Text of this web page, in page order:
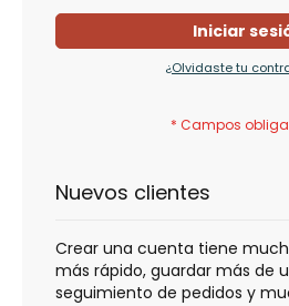
Iniciar
¿Olvidaste tu
Nuevos clientes
Crear una cuenta tiene
más rápido, guardar más de
seguimiento de pedidos y